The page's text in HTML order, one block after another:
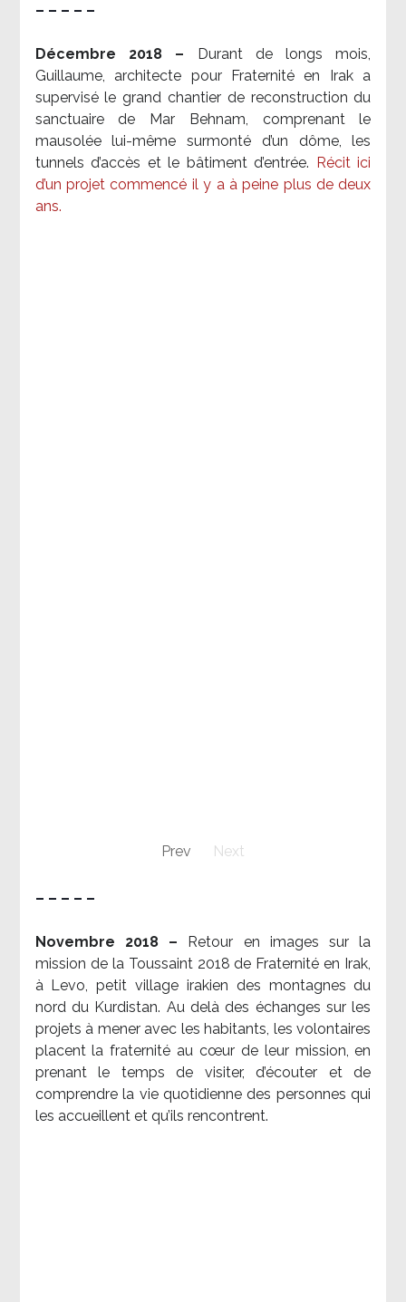
– – – – –
Décembre 2018 –
Durant de longs mois,
Guillaume, architecte pour Fraternité en Irak a
supervisé le grand chantier de reconstruction du
sanctuaire de Mar Behnam, comprenant le
mausolée lui-même surmonté d’un dôme, les
tunnels d’accès et le bâtiment d’entrée.
Récit ici
d’un projet commencé il y a à peine plus de deux
ans.
Prev Next
– – – – –
Novembre 2018 –
Retour en images sur la
mission de la Toussaint 2018 de Fraternité en Irak,
à Levo, petit village irakien des montagnes du
nord du Kurdistan. Au delà des échanges sur les
projets à mener avec les habitants, les volontaires
placent la fraternité au cœur de leur mission, en
prenant le temps de visiter, d’écouter et de
comprendre la vie quotidienne des personnes qui
les accueillent et qu’ils rencontrent.